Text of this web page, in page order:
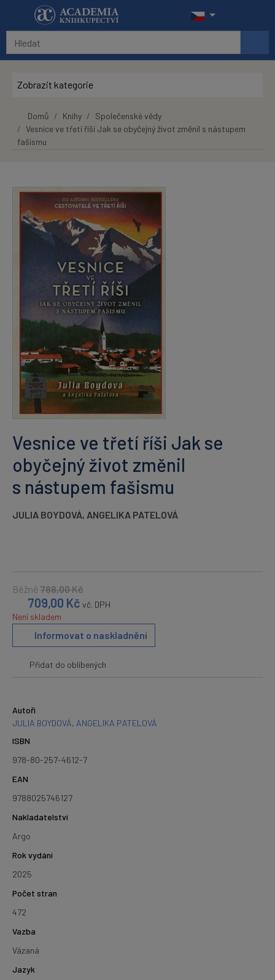
Přeskočit na hlavní obsah
Zobrazit kategorie
Domů Knihy
Společenské vědy
Vesnice ve třetí říši Jak se obyčejný život změnil s nástupem
fašismu
Vesnice ve třetí říši Jak se
obyčejný život změnil
s nástupem fašismu
JULIA BOYDOVÁ, ANGELIKA PATELOVÁ
Běžně 788,00Kč
709,00 Kč vč. DPH
Není skladem
Informovat o naskladnění
Přidat do oblíbených
Autoři
JULIA BOYDOVÁ, ANGELIKA PATELOVÁ
ISBN
978-80-257-4612-7
EAN
9788025746127
Nakladatelství
Argo
Rok vydání
2025
Počet stran
472
Vazba
Vázaná
Jazyk